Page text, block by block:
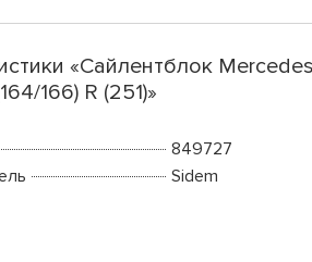
«Сайлентблок
166) R (251)»
849727
Sidem